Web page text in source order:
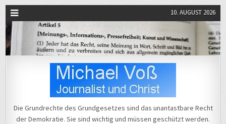
10. AUGUST 2026
Michael Voß
Die Grundrechte des Grundgesetzes sind das unantastbare Recht
der Demokratie. Sie sind wichtig und müssen geschützt werden.